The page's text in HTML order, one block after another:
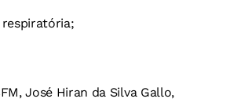
José Hiran da Silva Gallo,